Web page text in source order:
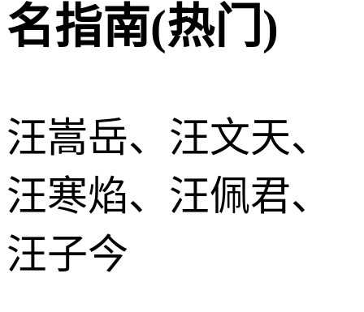
名指南(热门)
汪嵩岳、汪文天、
汪寒焰、汪佩君、
汪子今